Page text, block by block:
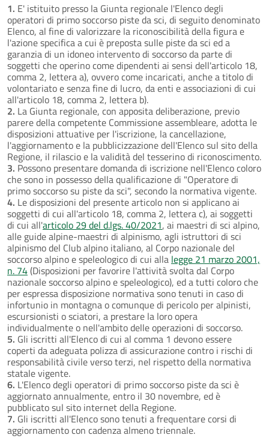
1. E' istituito presso la Giunta regionale l'Elenco degli
operatori di primo soccorso piste da sci, di seguito denominato
Elenco, al fine di valorizzare la riconoscibilità della figura e
l'azione specifica a cui è preposta sulle piste da sci ed a
garanzia di un idoneo intervento di soccorso da parte di
soggetti che operino come dipendenti ai sensi dell'articolo 18,
comma 2, lettera a), ovvero come incaricati, anche a titolo di
volontariato e senza fine di lucro, da enti e associazioni di cui
all'articolo 18, comma 2, lettera b).
2. La Giunta regionale, con apposita deliberazione, previo
parere della competente Commissione assembleare, adotta le
disposizioni attuative per l'iscrizione, la cancellazione,
l'aggiornamento e la pubblicizzazione dell'Elenco sul sito della
Regione, il rilascio e la validità del tesserino di riconoscimento.
3. Possono presentare domanda di iscrizione nell'Elenco coloro
che sono in possesso della qualificazione di "Operatore di
primo soccorso su piste da sci", secondo la normativa vigente.
4. Le disposizioni del presente articolo non si applicano ai
soggetti di cui all'articolo 18, comma 2, lettera c), ai soggetti
di cui all'articolo 29 del d.lgs. 40/2021, ai maestri di sci alpino,
alle guide alpine-maestri di alpinismo, agli istruttori di sci
alpinismo del Club alpino italiano, al Corpo nazionale del
soccorso alpino e speleologico di cui alla legge 21 marzo 2001,
n. 74(Disposizioni per favorire l'attività svolta dal Corpo
nazionale soccorso alpino e speleologico), ed a tutti coloro che
per espressa disposizione normativa sono tenuti in caso di
infortunio in montagna o comunque di pericolo per alpinisti,
escursionisti o sciatori, a prestare la loro opera
individualmente o nell'ambito delle operazioni di soccorso.
5. Gli iscritti all'Elenco di cui al comma 1 devono essere
coperti da adeguata polizza di assicurazione contro i rischi di
responsabilità civile verso terzi, nel rispetto della normativa
statale vigente.
6. L'Elenco degli operatori di primo soccorso piste da sci è
aggiornato annualmente, entro il 30 novembre, ed è
pubblicato sul sito internet della Regione.
7. Gli iscritti all'Elenco sono tenuti a frequentare corsi di
aggiornamento con cadenza almeno triennale.